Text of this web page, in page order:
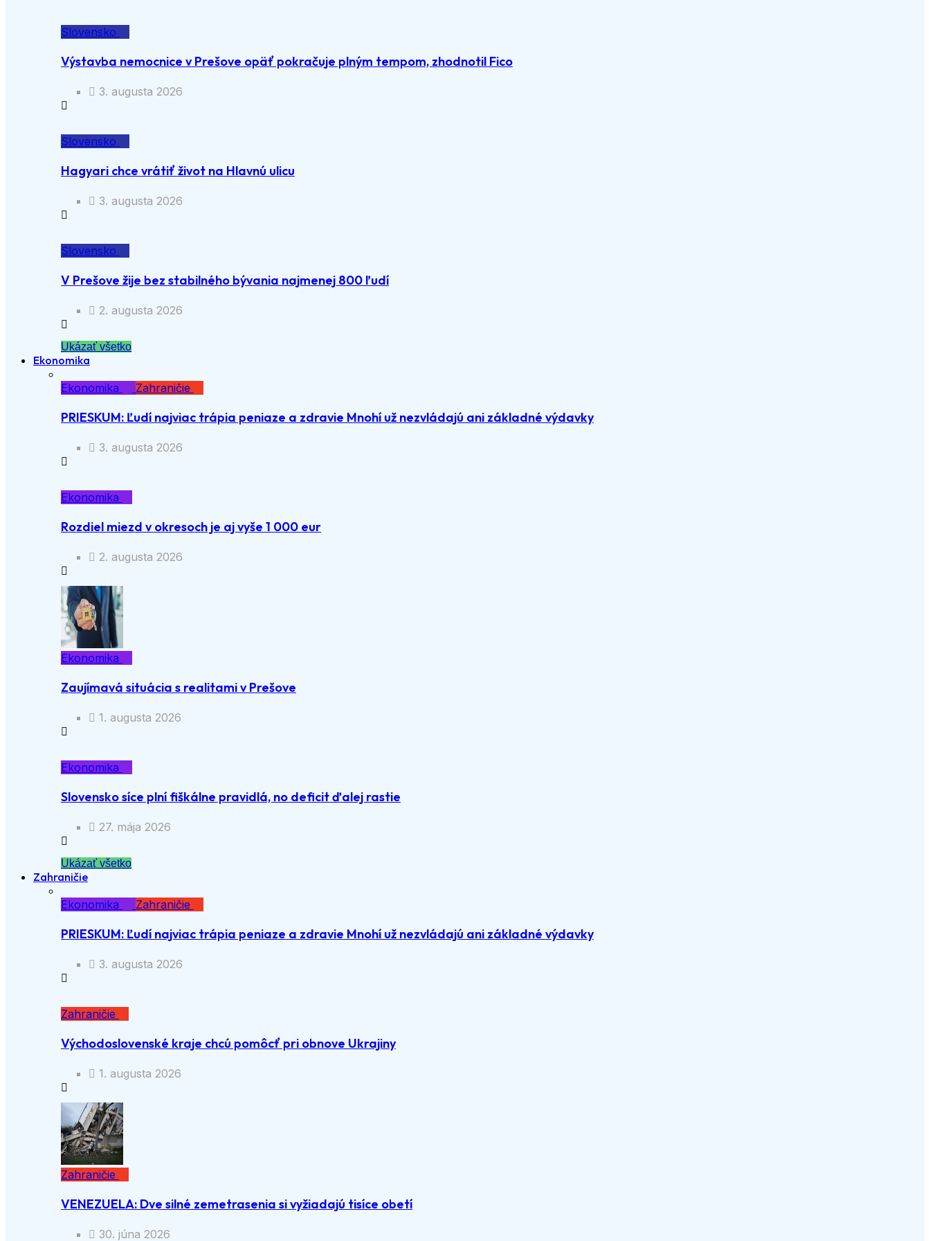
Slovensko
Výstavba nemocnice v Prešove opäť pokračuje plným tempom, zhodnotil Fico
3. augusta 2026
Slovensko
Hagyari chce vrátiť život na Hlavnú ulicu
3. augusta 2026
Slovensko
V Prešove žije bez stabilného bývania najmenej 800 ľudí
2. augusta 2026
Ukázať všetko
Ekonomika
Ekonomika
Zahraničie
PRIESKUM: Ľudí najviac trápia peniaze a zdravie Mnohí už nezvládajú ani základné výdavky
3. augusta 2026
Ekonomika
Rozdiel miezd v okresoch je aj vyše 1 000 eur
2. augusta 2026
Ekonomika
Zaujímavá situácia s realitami v Prešove
1. augusta 2026
Ekonomika
Slovensko síce plní fiškálne pravidlá, no deficit ďalej rastie
27. mája 2026
Ukázať všetko
Zahraničie
Ekonomika
Zahraničie
PRIESKUM: Ľudí najviac trápia peniaze a zdravie Mnohí už nezvládajú ani základné výdavky
3. augusta 2026
Zahraničie
Východoslovenské kraje chcú pomôcť pri obnove Ukrajiny
1. augusta 2026
Zahraničie
VENEZUELA: Dve silné zemetrasenia si vyžiadajú tisíce obetí
30. júna 2026